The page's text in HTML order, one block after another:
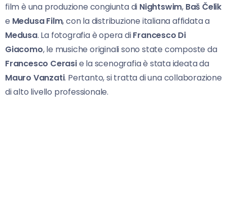
film è una produzione congiunta di Nightswim, Baš Čelik
e Medusa Film, con la distribuzione italiana affidata a
Medusa. La fotografia è opera diFrancesco Di
Giacomo, le musiche originali sono state composte da
Francesco Cerasie la scenografia è stata ideata da
Mauro Vanzati. Pertanto, si tratta di una collaborazione
di alto livello professionale.